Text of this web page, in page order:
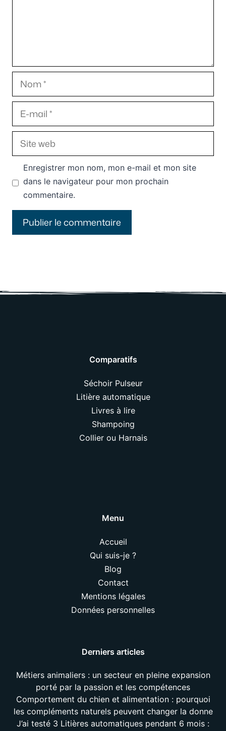
Nom
E-
mail
Site
web
Enregistrer mon nom, mon e-mail et mon site
dans le navigateur pour mon prochain
commentaire.
Comparatifs
Séchoir Pulseur
Litière automatique
Livres à lire
Shampoing
Collier ou Harnais
Menu
Accueil
Qui suis-je ?
Blog
Contact
Mentions légales
Données personnelles
Derniers articles
Métiers animaliers : un secteur en pleine expansion
porté par la passion et les compétences
Comportement du chien et alimentation : pourquoi
les compléments naturels peuvent changer la donne
J’ai testé 3 Litières automatiques pendant 6 mois :